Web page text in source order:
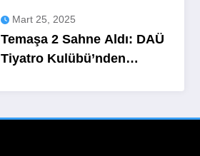
Mart 25, 2025
Temaşa 2 Sahne Aldı: DAÜ
Tiyatro Kulübü’nden